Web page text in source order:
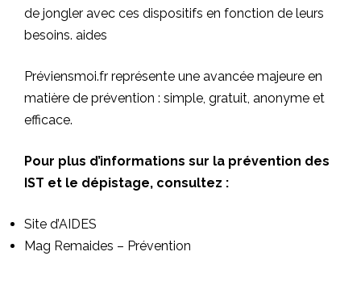
de jongler avec ces dispositifs en fonction de leurs
besoins. aides
Préviensmoi.fr représente une avancée majeure en
matière de prévention : simple, gratuit, anonyme et
efficace.
Pour plus d’informations sur la prévention des
IST et le dépistage, consultez :
Site d’AIDES
Mag Remaides – Prévention